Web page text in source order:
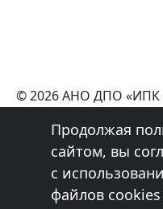
© 2026 АНО ДПО «ИПК
Эл. почта:
Обработка
Сведения об
Лицензия
Продолжая
сайтом, вы
с
файлов